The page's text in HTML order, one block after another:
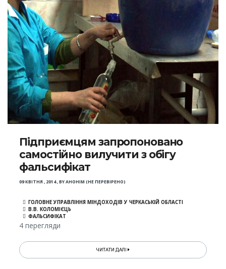
Підприємцям запропоновано
самостійно вилучити з обігу
фальсифікат
09 КВІТНЯ , 2014,BYАНОНІМ (НЕ ПЕРЕВІРЕНО)
ГОЛОВНЕ УПРАВЛІННЯ МІНДОХОДІВ У ЧЕРКАСЬКІЙ ОБЛАСТІ
В.В. КОЛОМІЄЦЬ
ФАЛЬСИФІКАТ
4 перегляди
ЧИТАТИ ДАЛІ